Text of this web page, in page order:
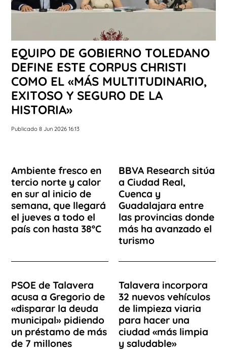
EQUIPO DE GOBIERNO TOLEDANO
DEFINE ESTE CORPUS CHRISTI
COMO EL «MÁS MULTITUDINARIO,
EXITOSO Y SEGURO DE LA
HISTORIA»
Publicado 8 Jun 2026 16:13
Ambiente fresco en
tercio norte y calor
en sur al inicio de
semana, que llegará
el jueves a todo el
país con hasta 38ºC
BBVA Research sitúa
a Ciudad Real,
Cuenca y
Guadalajara entre
las provincias donde
más ha avanzado el
turismo
PSOE de Talavera
acusa a Gregorio de
«disparar la deuda
municipal» pidiendo
un préstamo de más
de 7 millones
Talavera incorpora
32 nuevos vehículos
de limpieza viaria
para hacer una
ciudad «más limpia
y saludable»